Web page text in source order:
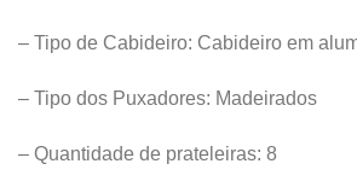
– Tipo de Cabideiro: Cabideiro em
– Tipo dos Puxadores: Madeirados
– Quantidade de prateleiras: 8